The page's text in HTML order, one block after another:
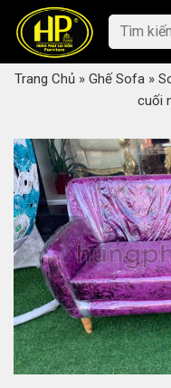
content
Tìm
kiếm:
Trang Chủ» Ghế Sofa»
cuối